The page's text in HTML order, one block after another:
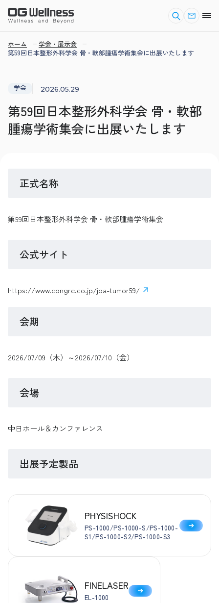
ホーム
学会・展示会
第59回日本整形外科学会 骨・軟部腫瘍学術集会に出展いたします
学会 2026.05.29
第59回日本整形外科学会 骨・軟部
腫瘍学術集会に出展いたします
正式名称
第59回日本整形外科学会 骨・軟部腫瘍学術集会
公式サイト
https://www.congre.co.jp/joa-tumor59/
会期
2026/07/09（木）～2026/07/10（金）
会場
中日ホール＆カンファレンス
出展予定製品
PHYSISHOCK
PS-1000/PS-1000-S/PS-1000-
S1/PS-1000-S2/PS-1000-S3
FINELASER
EL-1000